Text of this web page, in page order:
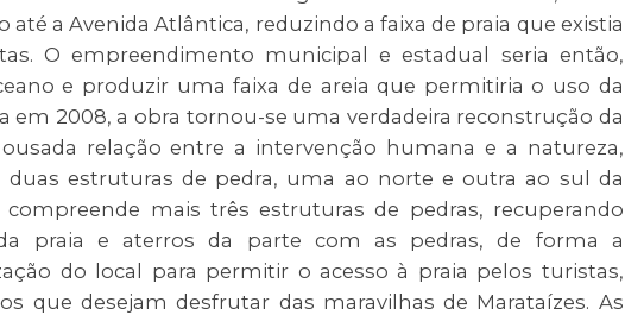
até a Avenida Atlântica, reduzindo a faixa de praia que existia
O empreendimento municipal e estadual seria então,
e produzir uma faixa de areia que permitiria o uso da
em 2008, a obra tornou-se uma verdadeira reconstrução da
relação entre a intervenção humana e a natureza,
estruturas de pedra, uma ao norte e outra ao sul da
mais três estruturas de pedras, recuperando
praia e aterros da parte com as pedras, de forma a
do local para permitir o acesso à praia pelos turistas,
que desejam desfrutar das maravilhas de Marataízes. As